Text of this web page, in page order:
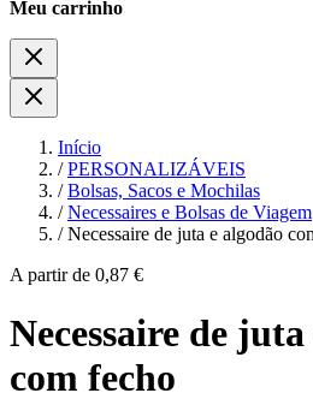
Meu carrinho
Início
/ PERSONALIZÁVEIS
/ Bolsas, Sacos e Mochilas
/ Necessaires e Bolsas de Viagem
/ Necessaire de juta e algodão
A partir de 0,87 €
Necessaire de
com fecho